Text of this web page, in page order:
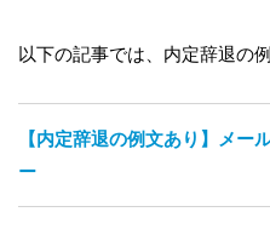
以下の記事では、内定辞退の
【内定辞退の例文あり】メー
ー